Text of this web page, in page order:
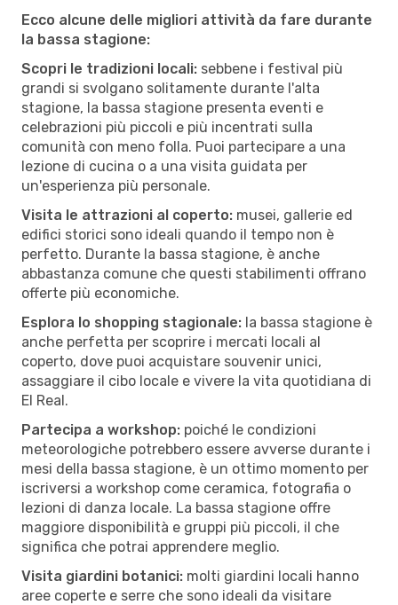
Ecco alcune delle migliori attività da fare durante
la bassa stagione:
Scopri le tradizioni locali: sebbene i festival più
grandi si svolgano solitamente durante l'alta
stagione, la bassa stagione presenta eventi e
celebrazioni più piccoli e più incentrati sulla
comunità con meno folla. Puoi partecipare a una
lezione di cucina o a una visita guidata per
un'esperienza più personale.
Visita le attrazioni al coperto: musei, gallerie ed
edifici storici sono ideali quando il tempo non è
perfetto. Durante la bassa stagione, è anche
abbastanza comune che questi stabilimenti offrano
offerte più economiche.
Esplora lo shopping stagionale: la bassa stagione è
anche perfetta per scoprire i mercati locali al
coperto, dove puoi acquistare souvenir unici,
assaggiare il cibo locale e vivere la vita quotidiana di
El Real.
Partecipa a workshop: poiché le condizioni
meteorologiche potrebbero essere avverse durante i
mesi della bassa stagione, è un ottimo momento per
iscriversi a workshop come ceramica, fotografia o
lezioni di danza locale. La bassa stagione offre
maggiore disponibilità e gruppi più piccoli, il che
significa che potrai apprendere meglio.
Visita giardini botanici: molti giardini locali hanno
aree coperte e serre che sono ideali da visitare